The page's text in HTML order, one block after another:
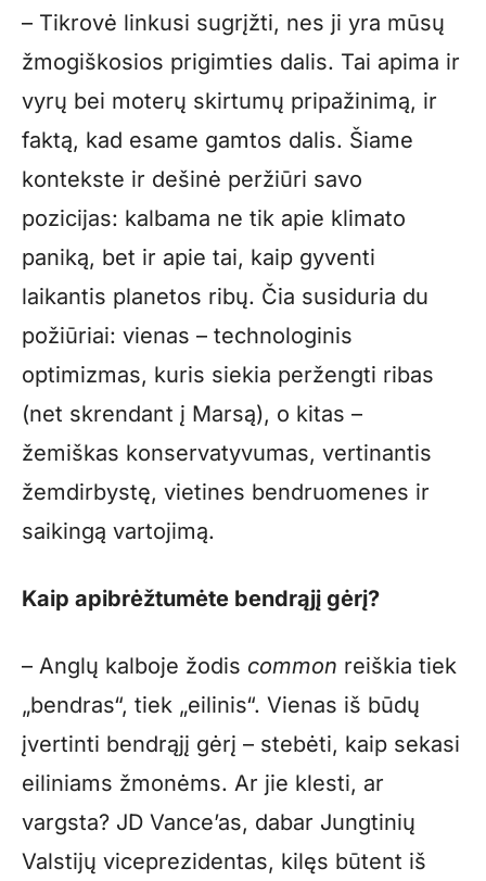
– Tikrovė linkusi sugrįžti, nes ji yra mūsų
žmogiškosios prigimties dalis. Tai apima ir
vyrų bei moterų skirtumų pripažinimą, ir
faktą, kad esame gamtos dalis. Šiame
kontekste ir dešinė peržiūri savo
pozicijas: kalbama ne tik apie klimato
paniką, bet ir apie tai, kaip gyventi
laikantis planetos ribų. Čia susiduria du
požiūriai: vienas – technologinis
optimizmas, kuris siekia peržengti ribas
(net skrendant į Marsą), o kitas –
žemiškas konservatyvumas, vertinantis
žemdirbystę, vietines bendruomenes ir
saikingą vartojimą.
Kaip apibrėžtumėte bendrąjį gėrį?
– Anglų kalboje žodis common reiškia tiek
„bendras“, tiek „eilinis“. Vienas iš būdų
įvertinti bendrąjį gėrį – stebėti, kaip sekasi
eiliniams žmonėms. Ar jie klesti, ar
vargsta? JD Vance’as, dabar Jungtinių
Valstijų viceprezidentas, kilęs būtent iš